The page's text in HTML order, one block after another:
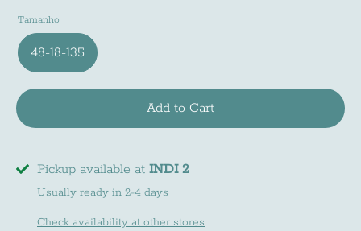
Tamanho
48-18-135
Add to Cart
Pickup available at INDI 2
Usually ready in 2-4 days
Check availability at other stores
Newsletter
Subscreve a nossa newsletter e fica a par de